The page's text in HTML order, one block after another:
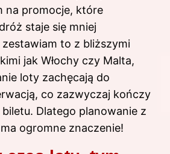
na promocje, które
staje się mniej
to z bliższymi
jak Włochy czy Malta,
loty zachęcają do
co zazwyczaj kończy
Dlatego planowanie z
ogromne znaczenie!